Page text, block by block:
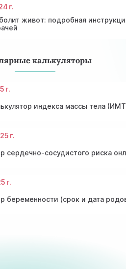
г.
живот: подробная
калькуляторы
г.
индекса массы тела
г.
сердечно-сосудистого риска
г.
беременности (срок и дата